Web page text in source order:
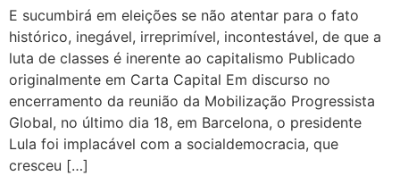
E sucumbirá em eleições se não atentar para o fato
histórico, inegável, irreprimível, incontestável, de que a
luta de classes é inerente ao capitalismo Publicado
originalmente em Carta Capital Em discurso no
encerramento da reunião da Mobilização Progressista
Global, no último dia 18, em Barcelona, o presidente
Lula foi implacável com a socialdemocracia, que
cresceu […]